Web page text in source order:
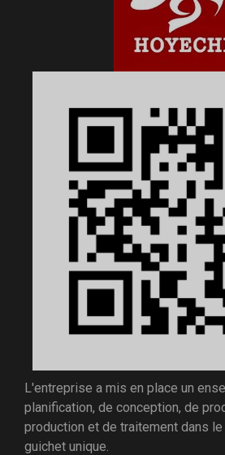
L'entreprise a mis en place un
planification, de conception, de
production et de traitement dans
guichet unique.